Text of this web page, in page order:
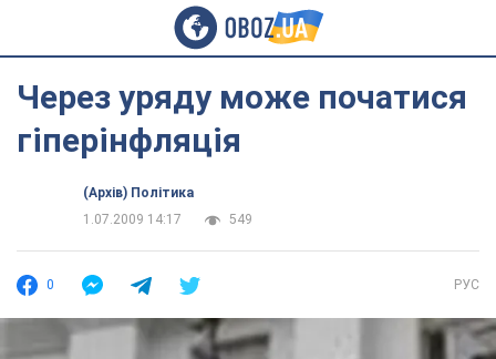
Через уряду може початися
гіперінфляція
(Архів) Політика
1.07.2009 14:17
549
0 РУС